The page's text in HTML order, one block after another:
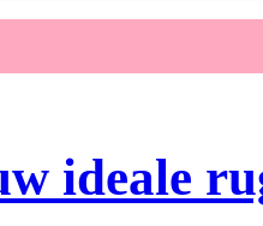
ideale